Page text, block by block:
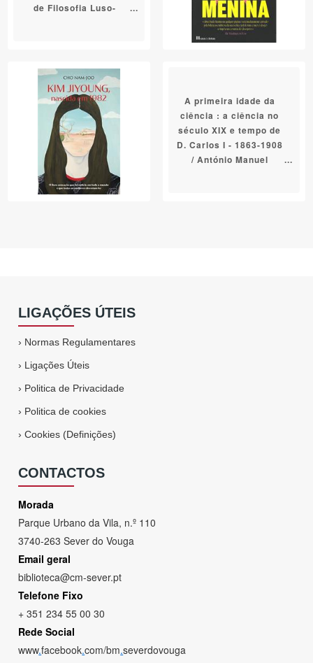
de Filosofia Luso-
A primeira idade da
ciência : a ciência no
século XIX e tempo de
D. Carlos I - 1863-1908
/ António Manuel
LIGAÇÕES ÚTEIS
› Normas Regulamentares
› Ligações Úteis
› Politica de Privacidade
› Politica de cookies
›Cookies (Definições)
CONTACTOS
Morada
Parque Urbano da Vila, n.º 110
3740-263 Sever do Vouga
Email geral
biblioteca@cm-sever.pt
Telefone Fixo
+ 351 234 55 00 30
Rede Social
www.facebook.com/bm.severdovouga